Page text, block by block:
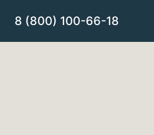
8 (800) 100-66-18